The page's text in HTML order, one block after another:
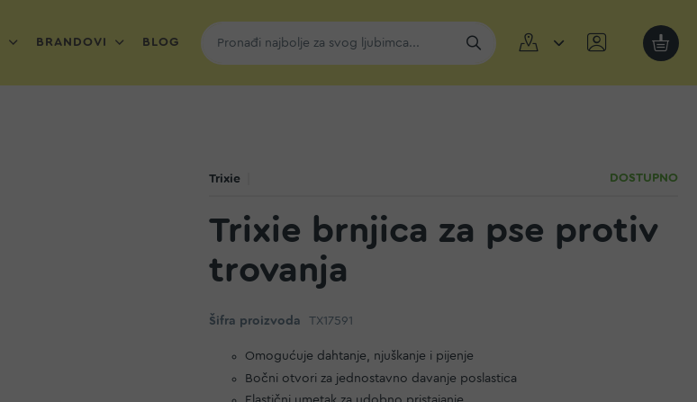
BRANDOVI BLOG
Moja
Trixie DOSTUPNO
Trixie brnjica za pse protiv
trovanja
Šifra proizvoda TX17591
Omogućuje dahtanje, njuškanje i pijenje
Bočni otvori za jednostavno davanje poslastica